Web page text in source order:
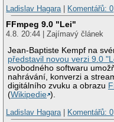
Ladislav Hagara| Komentářů: 0
FFmpeg 9.0 "Lei"
4.8. 20:44 | Zajímavý článek
Jean-Baptiste Kempf na
představil novou verzi 9.0
svobodného softwaru
nahrávání, konverzi a
digitálního zvuku a obrazu
(Wikipedie ).
Ladislav Hagara| Komentářů: 0